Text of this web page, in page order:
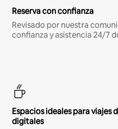
Reserva con confianza
Revisado por nuestra
confianza y asistencia 24/7
Espacios ideales para viajes
digitales